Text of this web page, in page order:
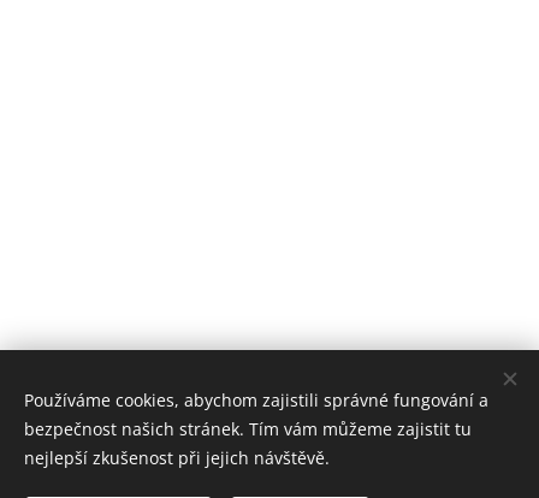
Používáme cookies, abychom zajistili správné fungování a
bezpečnost našich stránek. Tím vám můžeme zajistit tu
nejlepší zkušenost při jejich návštěvě.